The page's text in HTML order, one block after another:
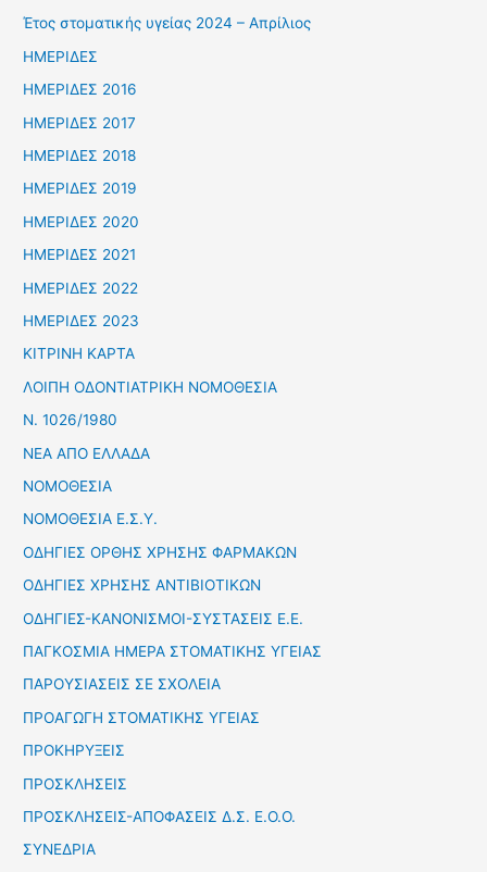
Έτος στοματικής υγείας 2024 – Απρίλιος
ΗΜΕΡΙΔΕΣ
ΗΜΕΡΙΔΕΣ 2016
ΗΜΕΡΙΔΕΣ 2017
ΗΜΕΡΙΔΕΣ 2018
ΗΜΕΡΙΔΕΣ 2019
ΗΜΕΡΙΔΕΣ 2020
ΗΜΕΡΙΔΕΣ 2021
ΗΜΕΡΙΔΕΣ 2022
ΗΜΕΡΙΔΕΣ 2023
ΚΙΤΡΙΝΗ ΚΑΡΤΑ
ΛΟΙΠΗ ΟΔΟΝΤΙΑΤΡΙΚΗ ΝΟΜΟΘΕΣΙΑ
Ν. 1026/1980
ΝΕΑ ΑΠΟ ΕΛΛΑΔΑ
ΝΟΜΟΘΕΣΙΑ
ΝΟΜΟΘΕΣΙΑ Ε.Σ.Υ.
ΟΔΗΓΙΕΣ ΟΡΘΗΣ ΧΡΗΣΗΣ ΦΑΡΜΑΚΩΝ
ΟΔΗΓΙΕΣ ΧΡΗΣΗΣ ΑΝΤΙΒΙΟΤΙΚΩΝ
ΟΔΗΓΙΕΣ-ΚΑΝΟΝΙΣΜΟΙ-ΣΥΣΤΑΣΕΙΣ Ε.Ε.
ΠΑΓΚΟΣΜΙΑ ΗΜΕΡΑ ΣΤΟΜΑΤΙΚΗΣ ΥΓΕΙΑΣ
ΠΑΡΟΥΣΙΑΣΕΙΣ ΣΕ ΣΧΟΛΕΙΑ
ΠΡΟΑΓΩΓΗ ΣΤΟΜΑΤΙΚΗΣ ΥΓΕΙΑΣ
ΠΡΟΚΗΡΥΞΕΙΣ
ΠΡΟΣΚΛΗΣΕΙΣ
ΠΡΟΣΚΛΗΣΕΙΣ-ΑΠΟΦΑΣΕΙΣ Δ.Σ. Ε.Ο.Ο.
ΣΥΝΕΔΡΙΑ